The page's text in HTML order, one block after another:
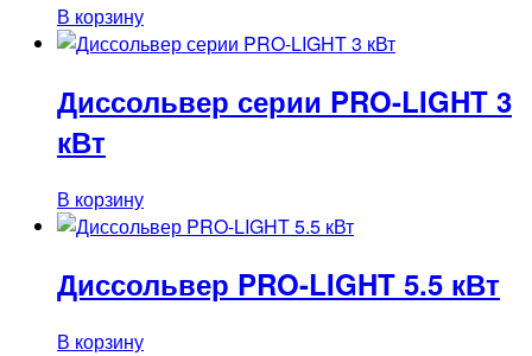
В корзину
Диссольвер серии PRO-LIGHT 3
кВт
В корзину
Диссольвер PRO-LIGHT 5.5 кВт
В корзину